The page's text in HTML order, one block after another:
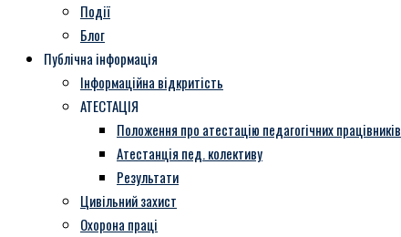
Події
Блог
Публічна інформація
Інформаційна відкритість
АТЕСТАЦІЯ
Положення про атестацію педагогічних працівників
Атестанція пед. колективу
Результати
Цивільний захист
Охорона праці